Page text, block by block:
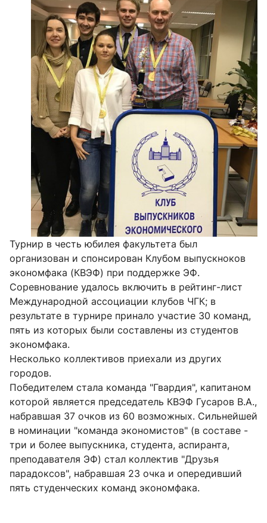
Турнир в честь юбилея факультета был
организован и спонсирован Клубом выпускноков
экономфака (КВЭФ) при поддержке ЭФ.
Соревнование удалось включить в рейтинг-лист
Международной ассоциации клубов ЧГК; в
результате в турнире принало участие 30 команд,
пять из которых были составлены из студентов
экономфака.
Несколько коллективов приехали из других
городов.
Победителем стала команда "Гвардия", капитаном
которой является председатель КВЭФ Гусаров В.А.,
набравшая 37 очков из 60 возможных. Сильнейшей
в номинации "команда экономистов" (в составе -
три и более выпускника, студента, аспиранта,
преподавателя ЭФ) стал коллектив "Друзья
парадоксов", набравшая 23 очка и опередивший
пять студенческих команд экономфака.